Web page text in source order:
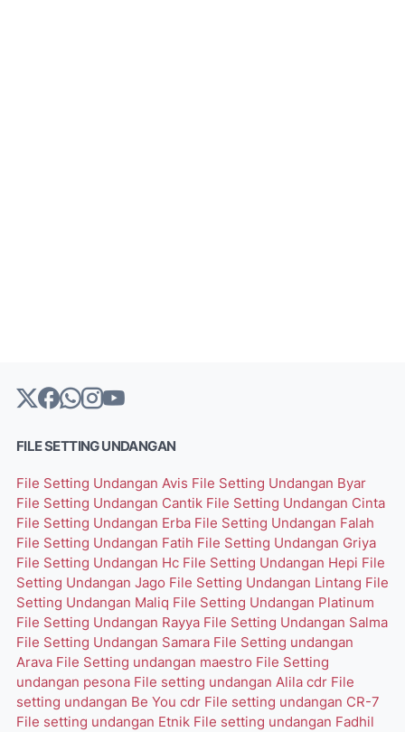
FILE SETTING UNDANGAN
File Setting Undangan Avis File Setting Undangan Byar
File Setting Undangan Cantik File Setting Undangan Cinta
File Setting Undangan Erba File Setting Undangan Falah
File Setting Undangan Fatih File Setting Undangan Griya
File Setting Undangan Hc File Setting Undangan Hepi File
Setting Undangan Jago File Setting Undangan Lintang File
Setting Undangan Maliq File Setting Undangan Platinum
File Setting Undangan Rayya File Setting Undangan Salma
File Setting Undangan Samara File Setting undangan
Arava File Setting undangan maestro File Setting
undangan pesona File setting undangan Alila cdr File
setting undangan Be You cdr File setting undangan CR-7
File setting undangan Etnik File setting undangan Fadhil